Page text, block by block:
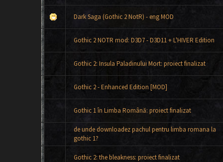
Dark Saga (Gothic 2 NotR) - eng MOD
Gothic 2 NOTR mod: D3D7 - D3D11 + L'HIVER Edition
Gothic 2: Insula Paladinului Mort: proiect finalizat
Gothic 2 - Enhanced Edition [MOD]
Gothic 1 în Limba Română: proiect finalizat
de unde downloadez pachul pentru limba romana la
gothic 1?
Gothic 2: the bleakness: proiect finalizat